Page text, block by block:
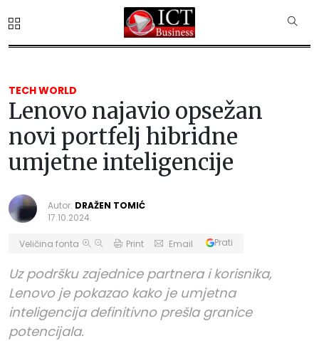
TECH WORLD
Lenovo najavio opsežan
novi portfelj hibridne
umjetne inteligencije
Autor: DRAŽEN TOMIĆ
17.10.2024.
Veličina fonta Print Email Prati
Uz podršku zajednice partnera i korisnika,
Lenovo je pokazao kako je umjetna
inteligencija definitivno prešla granice
potencijala.